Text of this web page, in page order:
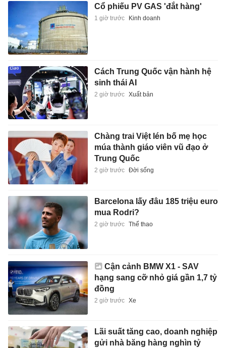
Cổ phiếu PV GAS 'đắt hàng'
1 giờ trước Kinh doanh
Cách Trung Quốc vận hành hệ
sinh thái AI
2 giờ trước Xuất bản
Chàng trai Việt lén bố mẹ học
múa thành giáo viên vũ đạo ở
Trung Quốc
2 giờ trước Đời sống
Barcelona lấy đâu 185 triệu euro
mua Rodri?
2 giờ trước Thể thao
Cận cảnh BMW X1 - SAV
hạng sang cỡ nhỏ giá gần 1,7 tỷ
đồng
2 giờ trước Xe
Lãi suất tăng cao, doanh nghiệp
gửi nhà băng hàng nghìn tỷ